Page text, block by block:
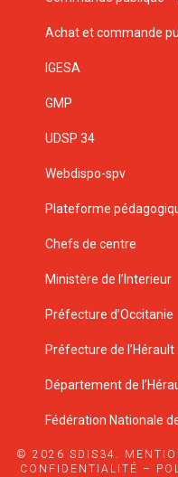
Achat et commande
IGESA
GMP
UDSP 34
Webdispo-spv
Plateforme
Chefs de centre
Ministère de l’Interieur
Préfecture d’Occitanie
Préfecture de l’Hérault
Département de
Fédération Nationale
© 2026 SDIS34.
CONFIDENTIALITÉ –